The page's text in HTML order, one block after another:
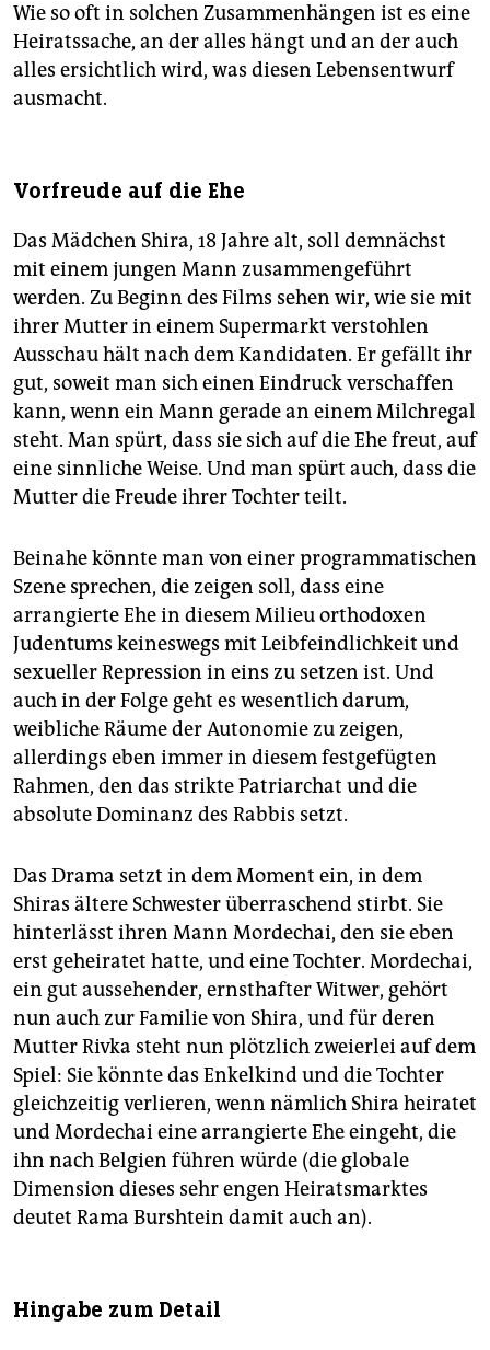
Wie so oft in solchen Zusammenhängen ist es eine
Heiratssache, an der alles hängt und an der auch
alles ersichtlich wird, was diesen Lebensentwurf
ausmacht.
Vorfreude auf die Ehe
Das Mädchen Shira, 18 Jahre alt, soll demnächst
mit einem jungen Mann zusammengeführt
werden. Zu Beginn des Films sehen wir, wie sie mit
ihrer Mutter in einem Supermarkt verstohlen
Ausschau hält nach dem Kandidaten. Er gefällt ihr
gut, soweit man sich einen Eindruck verschaffen
kann, wenn ein Mann gerade an einem Milchregal
steht. Man spürt, dass sie sich auf die Ehe freut, auf
eine sinnliche Weise. Und man spürt auch, dass die
Mutter die Freude ihrer Tochter teilt.
Beinahe könnte man von einer programmatischen
Szene sprechen, die zeigen soll, dass eine
arrangierte Ehe in diesem Milieu orthodoxen
Judentums keineswegs mit Leibfeindlichkeit und
sexueller Repression in eins zu setzen ist. Und
auch in der Folge geht es wesentlich darum,
weibliche Räume der Autonomie zu zeigen,
allerdings eben immer in diesem festgefügten
Rahmen, den das strikte Patriarchat und die
absolute Dominanz des Rabbis setzt.
Das Drama setzt in dem Moment ein, in dem
Shiras ältere Schwester überraschend stirbt. Sie
hinterlässt ihren Mann Mordechai, den sie eben
erst geheiratet hatte, und eine Tochter. Mordechai,
ein gut aussehender, ernsthafter Witwer, gehört
nun auch zur Familie von Shira, und für deren
Mutter Rivka steht nun plötzlich zweierlei auf dem
Spiel: Sie könnte das Enkelkind und die Tochter
gleichzeitig verlieren, wenn nämlich Shira heiratet
und Mordechai eine arrangierte Ehe eingeht, die
ihn nach Belgien führen würde (die globale
Dimension dieses sehr engen Heiratsmarktes
deutet Rama Burshtein damit auch an).
Hingabe zum Detail